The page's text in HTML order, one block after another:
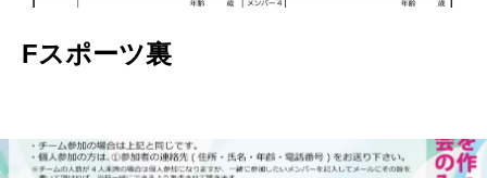
Fスポーツ裏